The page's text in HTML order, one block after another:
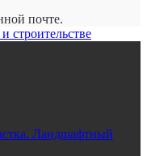
почте.
строительстве
Ландшафтный